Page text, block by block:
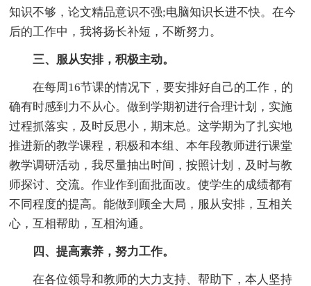
知识不够，论文精品意识不强;电脑知识长进不快。在今
后的工作中，我将扬长补短，不断努力。
三、服从安排，积极主动。
在每周16节课的情况下，要安排好自己的工作，的
确有时感到力不从心。做到学期初进行合理计划，实施
过程抓落实，及时反思小，期末总。这学期为了扎实地
推进新的教学课程，积极和本组、本年段教师进行课堂
教学调研活动，我尽量抽出时间，按照计划，及时与教
师探讨、交流。作业作到面批面改。使学生的成绩都有
不同程度的提高。能做到顾全大局，服从安排，互相关
心，互相帮助，互相沟通。
四、提高素养，努力工作。
在各位领导和教师的大力支持、帮助下，本人坚持